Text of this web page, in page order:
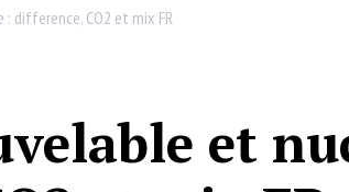
difference, CO2 et mix FR
et